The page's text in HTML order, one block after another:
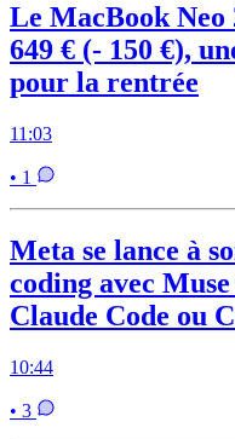
Le MacBook Neo
649 € (- 150 €),
pour la rentrée
11:03
• 1
Meta se lance à
coding avec
Claude Code ou
10:44
• 3